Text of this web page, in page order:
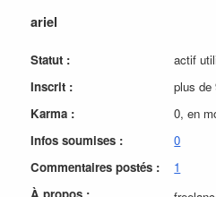
ariel
Statut :
actif
Inscrit :
plus
Karma :
0, en
Infos soumises :
0
Commentaires postés :
1
À propos :